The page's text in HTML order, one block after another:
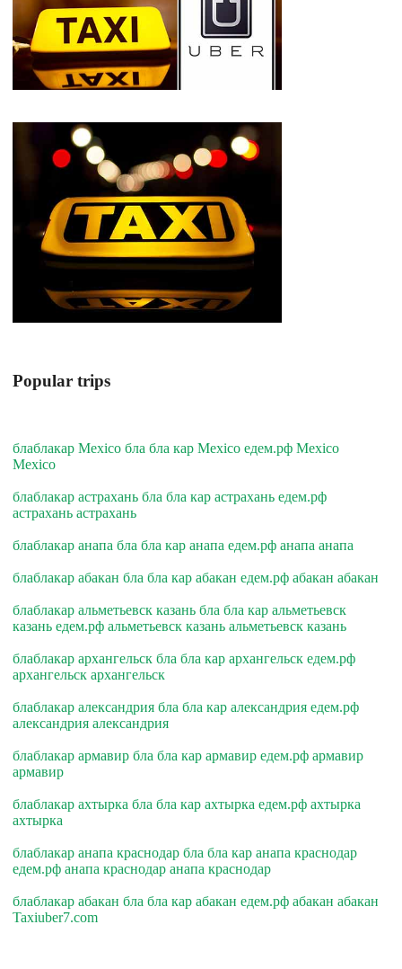
Popular trips
блаблакар Mexico бла бла кар Mexico едем.рф Mexico
Mexico
блаблакар астрахань бла бла кар астрахань едем.рф
астрахань астрахань
блаблакар анапа бла бла кар анапа едем.рф анапа анапа
блаблакар абакан бла бла кар абакан едем.рф абакан абакан
блаблакар альметьевск казань бла бла кар альметьевск
казань едем.рф альметьевск казань альметьевск казань
блаблакар архангельск бла бла кар архангельск едем.рф
архангельск архангельск
блаблакар александрия бла бла кар александрия едем.рф
александрия александрия
блаблакар армавир бла бла кар армавир едем.рф армавир
армавир
блаблакар ахтырка бла бла кар ахтырка едем.рф ахтырка
ахтырка
блаблакар анапа краснодар бла бла кар анапа краснодар
едем.рф анапа краснодар анапа краснодар
блаблакар абакан бла бла кар абакан едем.рф абакан абакан
Taxiuber7.com